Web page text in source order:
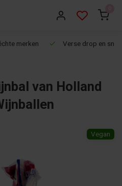
merken Verse drop en
van Holland
Vegan